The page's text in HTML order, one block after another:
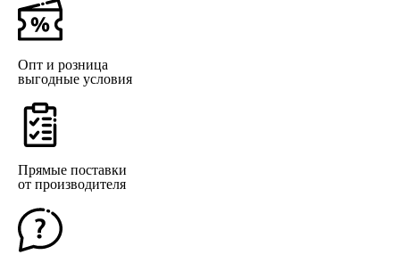
Опт и розница
выгодные условия
Прямые поставки
от производителя